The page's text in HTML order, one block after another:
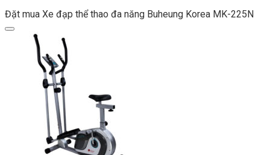
Đặt mua Xe đạp thể thao đa năng Buheung Korea MK-225N